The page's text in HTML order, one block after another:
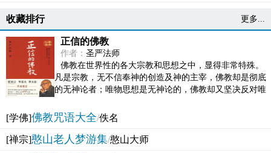
收藏排行 更多...
正信的佛教
作者： 圣严法师
佛教在世界性的各大宗教和思想之中，显得非常特殊。
凡是宗教，无不信奉神的创造及神的主宰，佛教却是彻底
的无神论者；唯物思想是无神论的，佛教却又坚决反对唯
[学佛]佛教咒语大全/佚名
[禅宗]憨山老人梦游集/憨山大师